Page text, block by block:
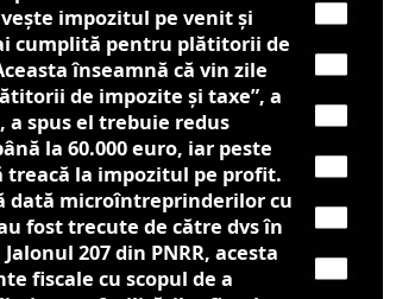
impozitul pe venit și
cumplită pentru plătitorii de
înseamnă că vin zile
de impozite şi taxe”, a
a spus el trebuie redus
la 60.000 euro, iar peste
treacă la impozitul pe profit.
dată microîntreprinderilor cu
fost trecute de către dvs în
207 din PNRR, acesta
fiscale cu scopul de a